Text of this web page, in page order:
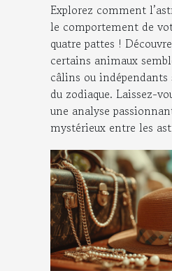
Explorez comment
le comportement de
quatre pattes !
certains animaux
câlins ou
du zodiaque. Laissez-
une analyse
mystérieux entre les